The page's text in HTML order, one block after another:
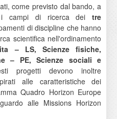
come previsto dal bando, a
i campi di ricerca deitre
di discipline che hanno
scientifica nell'ordinamento
– LS, Scienze fisiche,
– PE, Scienze sociali e
progetti devono inoltre
alle caratteristiche dei
Quadro Horizon Europe
alle Missions Horizon